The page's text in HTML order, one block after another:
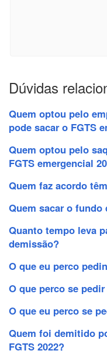
Dúvidas
Quem optou pelo
pode sacar o FGTS
Quem optou pelo
FGTS emergencial
Quem faz acordo
Quem sacar o fundo
Quanto tempo leva
demissão?
O que eu perco
O que perco se
O que eu perco se
Quem foi demitido
FGTS 2022?